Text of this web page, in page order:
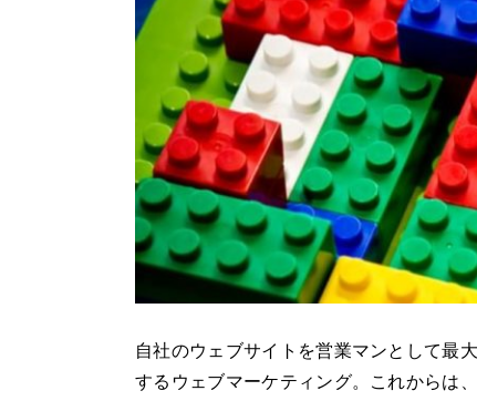
自社のウェブサイトを営業マンとして最
するウェブマーケティング。これからは